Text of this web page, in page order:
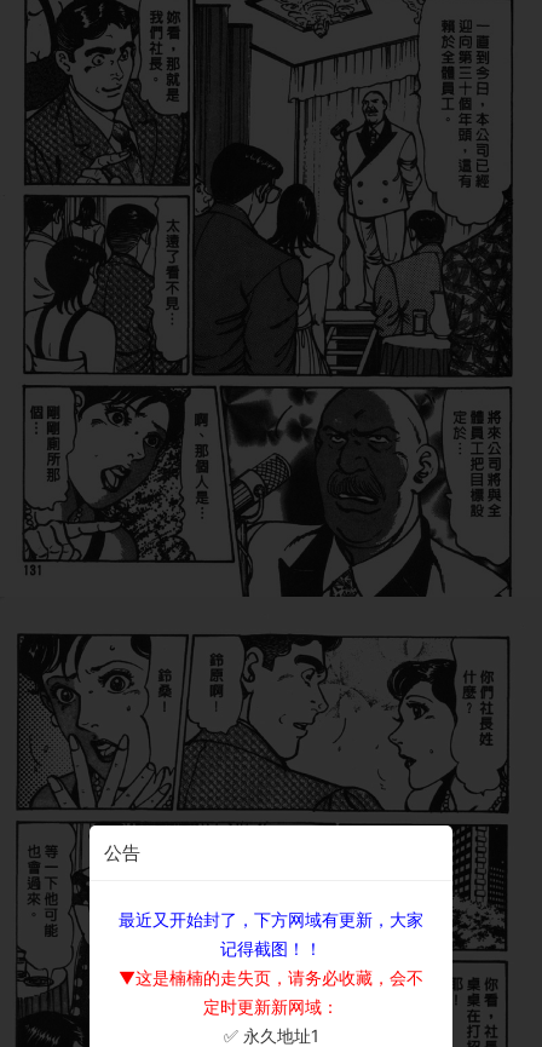
公告
最近又开始封了，下方网域有更新，大家
记得截图！！
▼这是楠楠的走失页，请务必收藏，会不
定时更新新网域：
✅ 永久地址1